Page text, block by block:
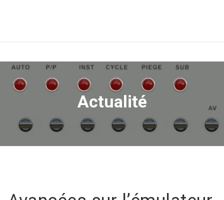
Actualité